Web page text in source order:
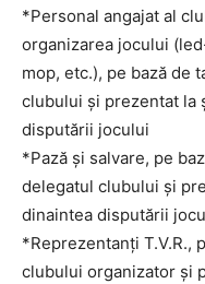
*Personal angajat al
organizarea jocului
mop, etc.), pe bază de
clubului și prezentat la
disputării jocului
*Pază și salvare, pe
delegatul clubului și
dinaintea disputării
*Reprezentanți T.V.R.,
clubului organizator și